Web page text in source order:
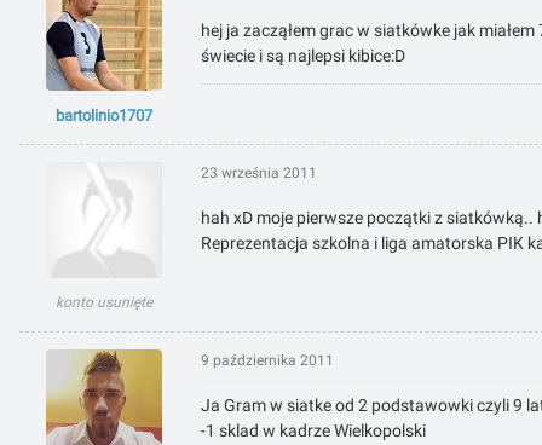
bartolinio1707
hej ja zacząłem grac w siatkówke jak
świecie i są najlepsi kibice:D
konto usunięte
23 września 2011
hah xD moje pierwsze początki z
Reprezentacja szkolna i liga amatorska PIK
9 października 2011
Ja Gram w siatke od 2 podstawowki czyli 9
-1 sklad w kadrze Wielkopolski